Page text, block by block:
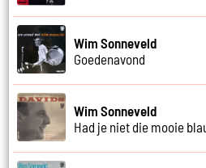
Wim Sonneveld
Goedenavond
Wim Sonneveld
Had je niet die mooie